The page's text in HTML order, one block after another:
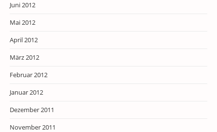
Juni 2012
Mai 2012
April 2012
März 2012
Februar 2012
Januar 2012
Dezember 2011
November 2011